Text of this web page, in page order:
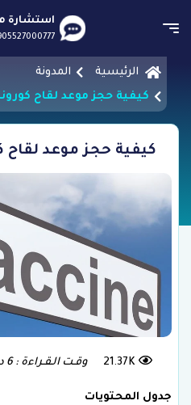
استشارة
الرئيسية
المدونة
كيفية حجز موعد لقاح كورونا في
كيفية حجز موعد لقاح
21.37K وقـت الـقـراءة : 6 دقـيقـة
جدول المحتويات